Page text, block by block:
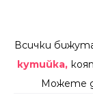
Всички
кутийка,
Можете